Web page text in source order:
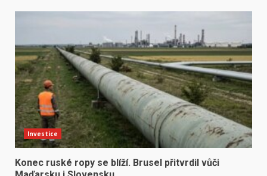
Investice
Konec ruské ropy se blíží. Brusel přitvrdil vůči